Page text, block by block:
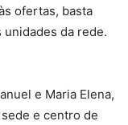
ofertas, basta
da rede.
e Maria Elena,
e centro de